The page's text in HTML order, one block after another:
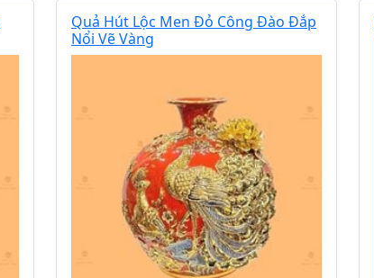
Quả Hút Lộc Men Đỏ Công Đào Đắp
Nổi Vẽ Vàng